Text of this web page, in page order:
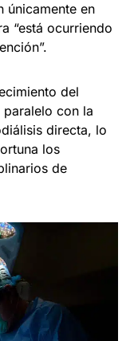
únicamente en
“está ocurriendo
del
con la
directa, lo
los
de